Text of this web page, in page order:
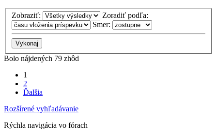
Zobraziť:
Zoradiť podľa:
Smer:
Bolo nájdených 79 zhôd
1
2
Ďalšia
Rozšírené vyhľadávanie
Rýchla navigácia vo fórach